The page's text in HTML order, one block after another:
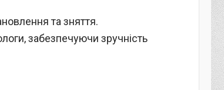
та зняття.
забезпечуючи зручність